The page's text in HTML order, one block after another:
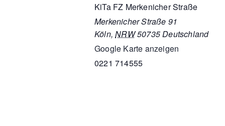
KiTa FZ Merkenicher Straße
Merkenicher Straße 91
Köln, NRW50735 Deutschland
Google Karte anzeigen
0221 714555